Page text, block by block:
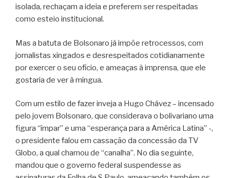
isolada, rechaçam a ideia e preferem ser respeitadas
como esteio institucional.
Mas a batuta de Bolsonaro já impõe retrocessos, com
jornalistas xingados e desrespeitados cotidianamente
por exercer o seu ofício, e ameaças à imprensa, que ele
gostaria de ver à míngua.
Com um estilo de fazer inveja a Hugo Chávez – incensado
pelo jovem Bolsonaro, que considerava o bolivariano uma
figura “ímpar” e uma “esperança para a América Latina” -,
o presidente falou em cassação da concessão da TV
Globo, a qual chamou de “canalha”. No dia seguinte,
mandou que o governo federal suspendesse as